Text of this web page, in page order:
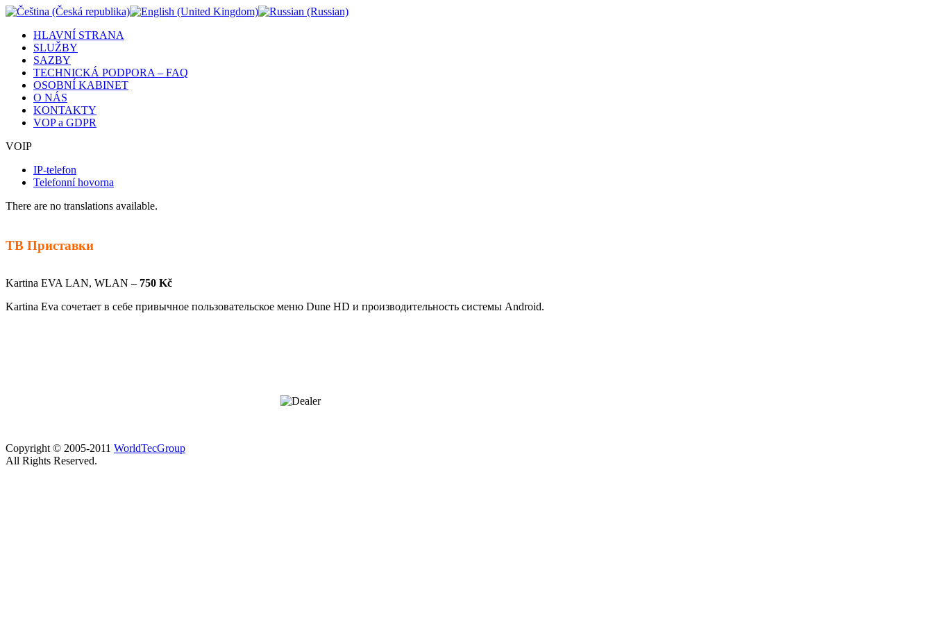
HLAVNÍ STRANA
SLUŽBY
SAZBY
TECHNICKÁ PODPORA – FAQ
OSOBNÍ KABINET
O NÁS
KONTAKTY
VOP a GDPR
VOIP
IP-telefon
Telefonní hovorna
There are no translations available.
ТВ Приставки
Kartina EVA LAN, WLAN – 750 Kč
Kartina Eva сочетает в себе привычное пользовательское меню Dune HD и производительность системы Android.
Copyright © 2005-2011 WorldTecGroup
All Rights Reserved.